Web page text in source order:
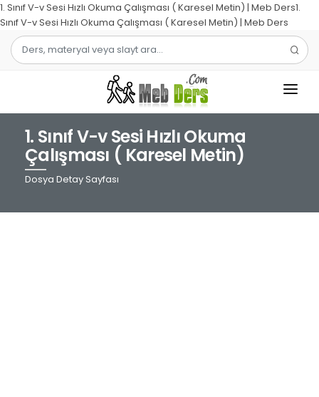
1. Sınıf V-v Sesi Hızlı Okuma Çalışması ( Karesel Metin) | Meb Ders1.
Sınıf V-v Sesi Hızlı Okuma Çalışması ( Karesel Metin) | Meb Ders
1.SINIF
2.SINIF
1. Sınıf V-v Sesi Hızlı Okuma
Çalışması ( Karesel Metin)
Dosya Detay Sayfası